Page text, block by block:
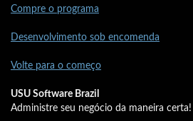
Compre o programa
Desenvolvimento sob encomenda
Volte para o começo
USU Software Brazil
Administre seu negócio da maneira certa!